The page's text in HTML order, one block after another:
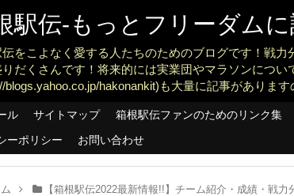
駅伝-もっとフリーダム
をこよなく愛する人たちのためのブログです！戦
だくさんです！将来的には実業団やマラソンにつ
blogs.yahoo.co.jp/hakonankit)も大量に記事があります
ル サイトマップ 箱根駅伝ファンのためのリンク集
ーポリシー
お問い合わせ
【箱根駅伝2022最新情報!!】チーム紹介・成績・戦力